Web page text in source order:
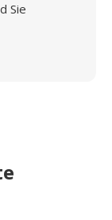
Sie